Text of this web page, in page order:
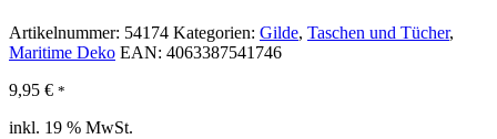
Artikelnummer: 54174 Kategorien: Gilde, Taschen und Tücher,
Maritime Deko EAN: 4063387541746
9,95 € *
inkl. 19 % MwSt.